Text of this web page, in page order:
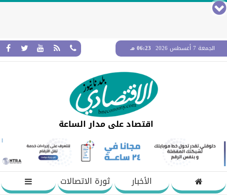
الجمعة 7 أغسطس 2026 06:23 مـ
اقتصاد على مدار الساعة
الأخبار
ثورة الاتصالات